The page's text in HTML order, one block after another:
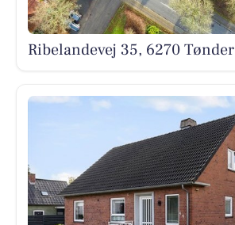
Ribelandevej 35, 6270 Tønder